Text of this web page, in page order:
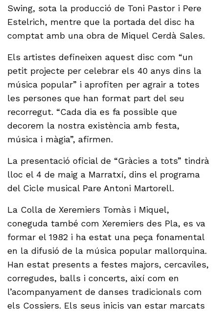
Swing, sota la producció de Toni Pastor i Pere
Estelrich, mentre que la portada del disc ha
comptat amb una obra de Miquel Cerdà Sales.
Els artistes defineixen aquest disc com “un
petit projecte per celebrar els 40 anys dins la
música popular” i aprofiten per agrair a totes
les persones que han format part del seu
recorregut. “Cada dia es fa possible que
decorem la nostra existència amb festa,
música i màgia”, afirmen.
La presentació oficial de “Gràcies a tots” tindrà
lloc el 4 de maig a Marratxí, dins el programa
del Cicle musical Pare Antoni Martorell.
La Colla de Xeremiers Tomàs i Miquel,
coneguda també com Xeremiers des Pla, es va
formar el 1982 i ha estat una peça fonamental
en la difusió de la música popular mallorquina.
Han estat presents a festes majors, cercaviles,
corregudes, balls i concerts, així com en
l’acompanyament de danses tradicionals com
els Cossiers. Els seus inicis van estar marcats